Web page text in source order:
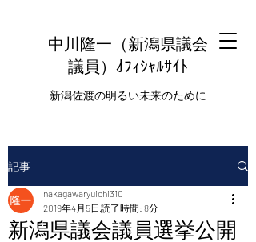
中川隆一（新潟県議会
議員 ）ｵﾌｨｼｬﾙｻｲﾄ
新潟佐渡の明るい未来のために
記事
新潟県議会議員選挙公開
nakagawaryuichi310
2019年4月5日 読了時間: 8分